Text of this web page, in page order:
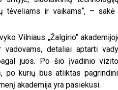
tėveliams ir vaikams“, – sakė
Vilniaus „Žalgirio“
detaliai aptarti
juos. Po šio įvadinio
po kurių bus atliktas
akademija yra pasiekusi.